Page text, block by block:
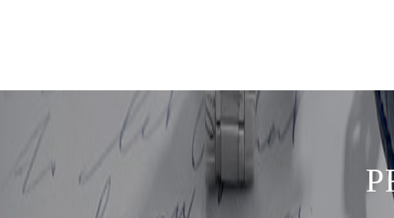
辽宁省葫芦岛市连山区中央路浪琴售后服务中心（需提前预
辽宁省锦州市古塔区中央大街浪琴售后服务中心（需提前预约
辽宁省辽阳市白塔区新运大街浪琴售后服务中心（需提前预约
辽宁省盘锦市兴隆台区石油大街浪琴售后服务中心（需提前
辽宁省铁岭市银州区南马路浪琴售后服务中心（需提前预约